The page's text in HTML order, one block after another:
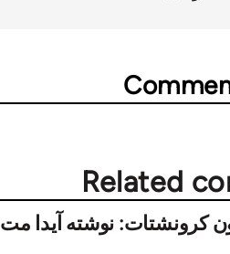
Related
کرونشتات: نوشته آیدا مت